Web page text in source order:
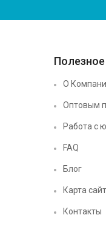
Полезное
О
Оптовым
Работа с
FAQ
Блог
Карта
Контакты